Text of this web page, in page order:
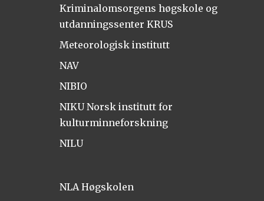
Kriminalomsorgens høgskole og
utdanningssenter KRUS
Meteorologisk institutt
NAV
NIBIO
NIKU Norsk institutt for
kulturminneforskning
NILU
NLA Høgskolen